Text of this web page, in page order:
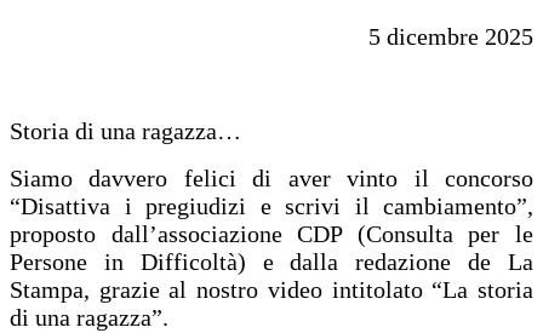
5 dicembre 2025
Storia di una ragazza…
Siamo davvero felici di aver vinto il concorso
“Disattiva i pregiudizi e scrivi il cambiamento”,
proposto dall’associazione CDP (Consulta per le
Persone in Difficoltà) e dalla redazione de La
Stampa, grazie al nostro video intitolato “La storia
di una ragazza”.